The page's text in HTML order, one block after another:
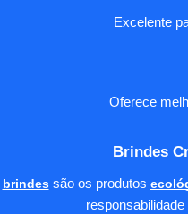
Excelente
Oferece
Brindes
brindessão os produtos